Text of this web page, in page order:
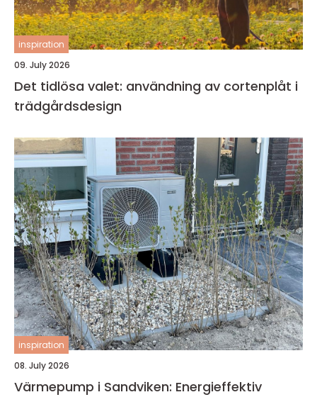
inspiration
09. July 2026
Det tidlösa valet: användning av cortenplåt i
trädgårdsdesign
inspiration
08. July 2026
Värmepump i Sandviken: Energieffektiv